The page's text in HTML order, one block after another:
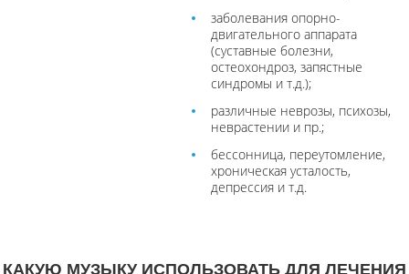
заболевания опорно-
двигательного аппарата
(суставные болезни,
остеохондроз, запястные
синдромы и т.д.);
различные неврозы, психозы,
неврастении и пр.;
бессонница, переутомление,
хроническая усталость,
депрессия и т.д.
КАКУЮ МУЗЫКУ ИСПОЛЬЗОВАТЬ ДЛЯ ЛЕЧЕНИЯ